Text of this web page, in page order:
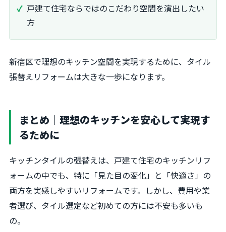
戸建て住宅ならではのこだわり空間を演出したい
方
新宿区で理想のキッチン空間を実現するために、タイル
張替えリフォームは大きな一歩になります。
まとめ｜理想のキッチンを安心して実現す
るために
キッチンタイルの張替えは、戸建て住宅のキッチンリフ
ォームの中でも、特に「見た目の変化」と「快適さ」の
両方を実感しやすいリフォームです。しかし、費用や業
者選び、タイル選定など初めての方には不安も多いも
の。